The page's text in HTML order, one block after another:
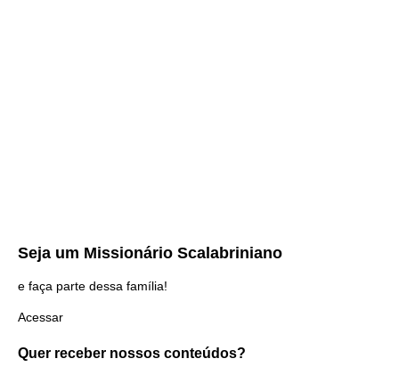
Seja um Missionário Scalabriniano
e faça parte dessa família!
Acessar
Quer receber nossos conteúdos?